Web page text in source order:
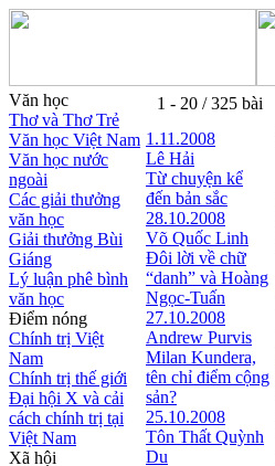
Văn học
Thơ và Thơ Trẻ
Văn học Việt Nam
Văn học nước
ngoài
Các giải thưởng
văn học
Giải thưởng Bùi
Giáng
Lý luận phê bình
văn học
Điểm nóng
Chính trị Việt
Nam
Chính trị thế giới
Đại hội X và cải
cách chính trị tại
Việt Nam
Xã hội
1 - 20 / 325 bài
1.11.2008
Lê Hải
Từ chuyện kể
đến bản sắc
28.10.2008
Võ Quốc Linh
Đôi lời về chữ
“danh” và Hoàng
Ngọc-Tuấn
27.10.2008
Andrew Purvis
Milan Kundera,
tên chỉ điểm cộng
sản?
25.10.2008
Tôn Thất Quỳnh
Du